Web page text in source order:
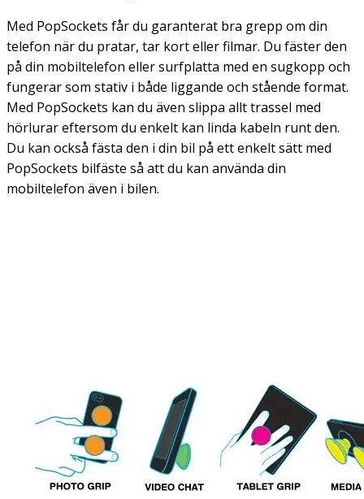
Med PopSockets får du garanterat bra grepp om din
telefon när du pratar, tar kort eller filmar. Du fäster den
på din mobiltelefon eller surfplatta med en sugkopp och
fungerar som stativ i både liggande och stående format.
Med PopSockets kan du även slippa allt trassel med
hörlurar eftersom du enkelt kan linda kabeln runt den.
Du kan också fästa den i din bil på ett enkelt sätt med
PopSockets bilfäste så att du kan använda din
mobiltelefon även i bilen.